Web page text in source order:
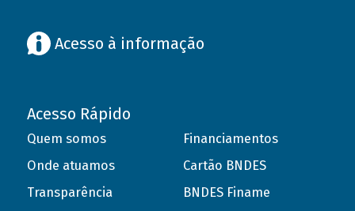
Acesso à informação
Acesso Rápido
Quem somos
Onde atuamos
Transparência
Financiamentos
Cartão BNDES
BNDES Finame